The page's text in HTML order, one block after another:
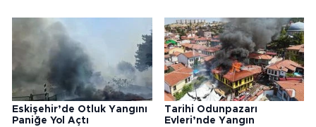
Eskişehir’de Otluk Yangını
Paniğe Yol Açtı
Tarihi Odunpazarı
Evleri’nde Yangın